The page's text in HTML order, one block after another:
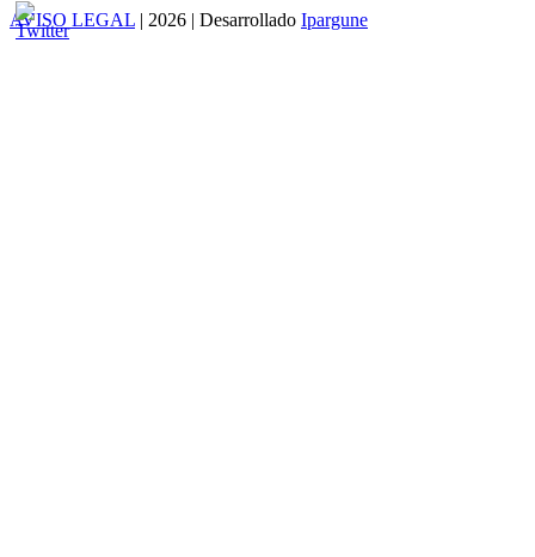
AVISO LEGAL | 2026 | Desarrollado Ipargune